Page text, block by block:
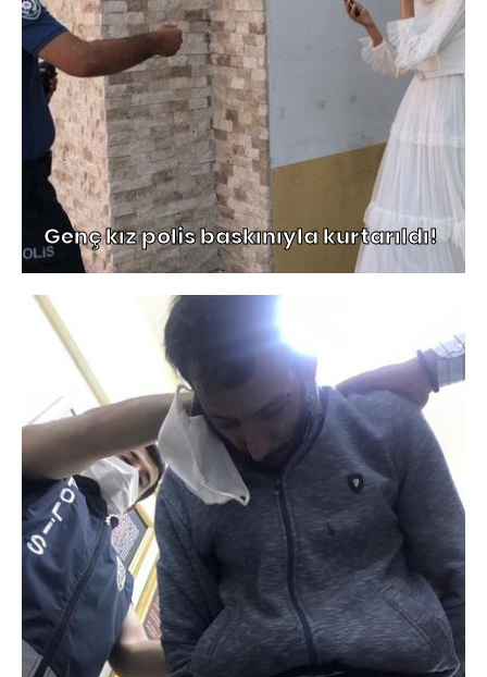
Genç kız polis baskınıyla kurtarıldı!